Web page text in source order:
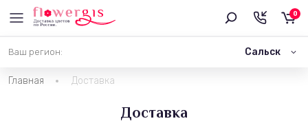
Ваш регион: Сальск
0
Главная Доставка
Доставка